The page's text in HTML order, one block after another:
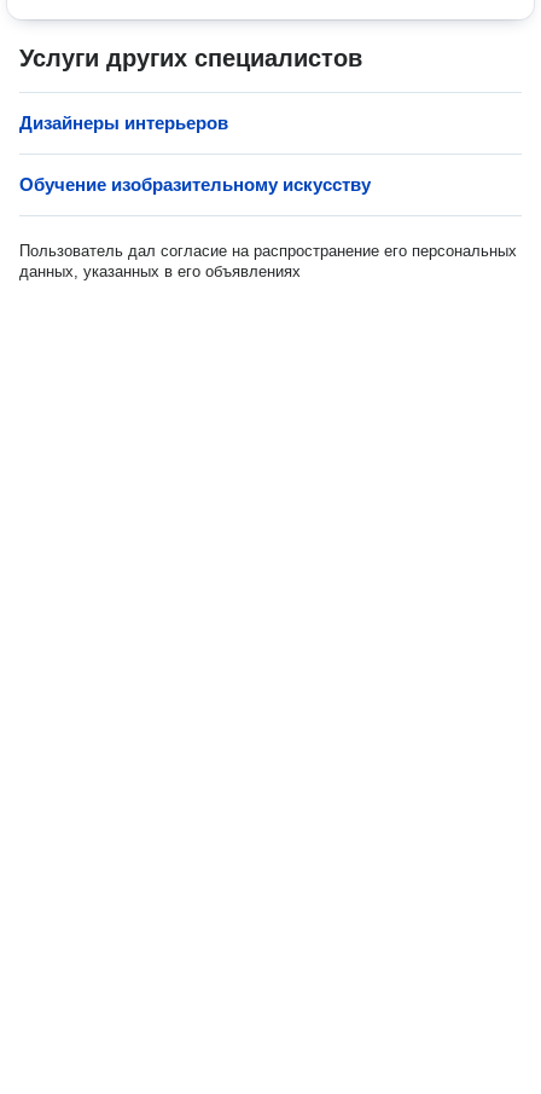
Услуги других специалистов
Дизайнеры интерьеров
Обучение изобразительному искусству
Пользователь дал согласие на распространение его персональных
данных, указанных в его объявлениях